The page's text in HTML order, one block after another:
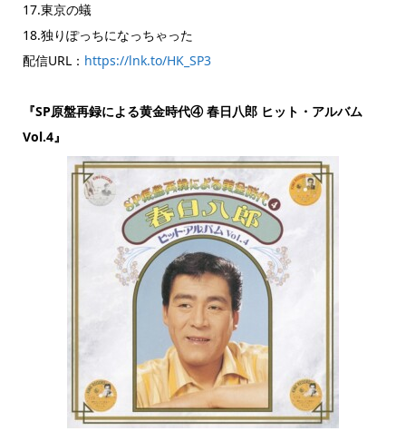
17.東京の蟻
18.独りぽっちになっちゃった
配信URL： https://lnk.to/HK_SP3
『SP原盤再録による黄金時代④ 春日八郎 ヒット・アルバム
Vol.4』